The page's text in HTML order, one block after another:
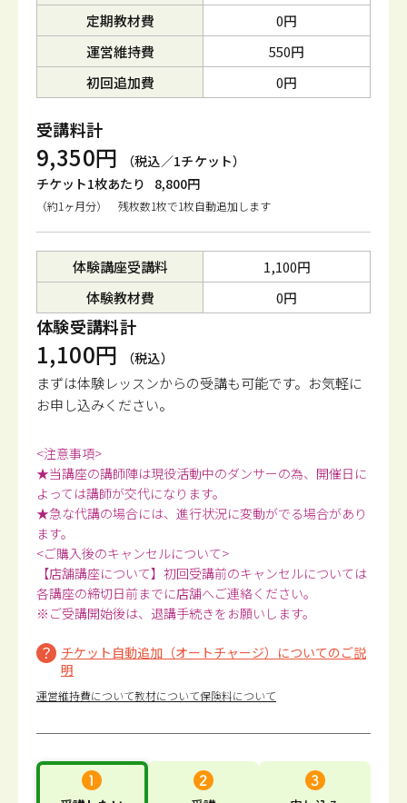
定期教材費
0円
運営維持費
550円
初回追加費
0円
受講料計
9,350円
（税込／1チケット）
チケット1枚あたり
8,800円
（約1ヶ月分） 残枚数1枚で1枚自動追加します
体験講座受講料
1,100円
体験教材費
0円
体験受講料計
1,100円 （税込）
まずは体験レッスンからの受講も可能です。 お気軽に
お申し込みください。
<注意事項>
★当講座の講師陣は現役活動中のダンサーの為、開催日に
よっては講師が交代になります。
★急な代講の場合には、進行状況に変動がでる場合があり
ます。
<ご購入後のキャンセルについて>
【店舗講座について】初回受講前のキャンセルについては
各講座の締切日前までに店舗へご連絡ください。
※ご受講開始後は、退講手続きをお願いします。
チケット自動追加（オートチャージ）についてのご説
明
運営維持費について教材について保険料について